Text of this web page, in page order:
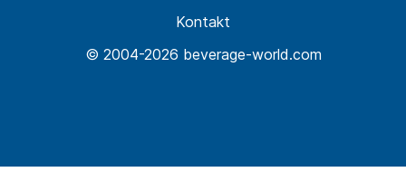
© 2004-2026 beverage-world.com
Kontakt